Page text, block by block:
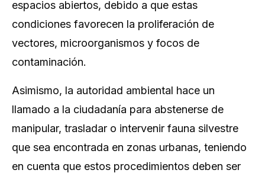
espacios abiertos, debido a que estas
condiciones favorecen la proliferación de
vectores, microorganismos y focos de
contaminación.
Asimismo, la autoridad ambiental hace un
llamado a la ciudadanía para abstenerse de
manipular, trasladar o intervenir fauna silvestre
que sea encontrada en zonas urbanas, teniendo
en cuenta que estos procedimientos deben ser